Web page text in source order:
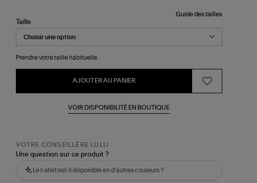
Guide des tailles
Taille
Prendre votre taille habituelle.
AJOUTER AU PANIER
VOIR DISPONIBILITÉ EN BOUTIQUE
VOTRE CONSEILLÈRE LULLI
Une question sur ce produit ?
Le t-shirt est-il disponible en d'autres couleurs ?